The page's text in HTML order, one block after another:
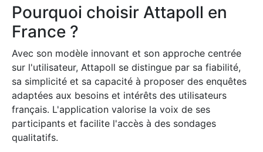
Pourquoi choisir Attapoll en
France ?
Avec son modèle innovant et son approche centrée
sur l'utilisateur, Attapoll se distingue par sa fiabilité,
sa simplicité et sa capacité à proposer des enquêtes
adaptées aux besoins et intérêts des utilisateurs
français. L'application valorise la voix de ses
participants et facilite l'accès à des sondages
qualitatifs.